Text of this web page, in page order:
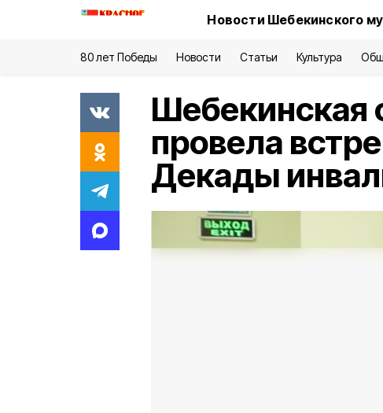
Новости Шебекинского
80 лет Победы Новости Статьи Культура
Шебекинская
провела
Декады